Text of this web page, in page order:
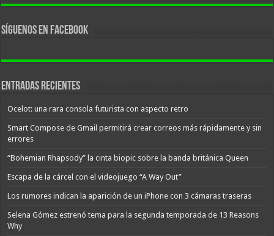
Síguenos en facebook
Entradas recientes
Ocelot: una rara consola futurista con aspecto retro
Smart Compose de Gmail permitirá crear correos más rápidamente y sin
errores
“Bohemian Rhapsody” la cinta biopic sobre la banda británica Queen
Escapa de la cárcel con el videojuego “A Way Out”
Los rumores indican la aparición de un iPhone con 3 cámaras traseras
Selena Gómez estrenó tema para la segunda temporada de 13 Reasons
Why